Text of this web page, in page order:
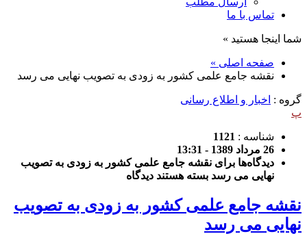
تماس با ما
شما اینجا هستید »
صفحه اصلی »
نقشه جامع علمی کشور به زودی به تصویب نهایی می رسد
گروه : اخبار و اطلاع رسانی
پ
شناسه : 1121
26 مرداد 1389 - 13:31
دیدگاه‌ها برای نقشه جامع علمی کشور به زودی به تصویب
نهایی می رسد بسته هستند دیدگاه
نقشه جامع علمی کشور به زودی به تصویب
نهایی می رسد